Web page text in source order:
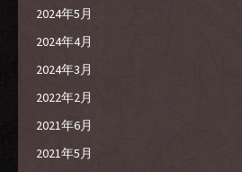
2024年5月
2024年4月
2024年3月
2022年2月
2021年6月
2021年5月